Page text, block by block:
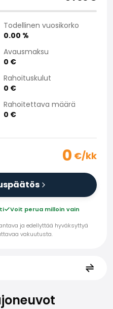
Todellinen vuosikorko
0.00 %
Avausmaksu
0 €
Rahoituskulut
0 €
Rahoitettava määrä
0 €
0 €/kk
Voit perua milloin vain
ja edellyttää hyväksyttyä
vakuutusta.